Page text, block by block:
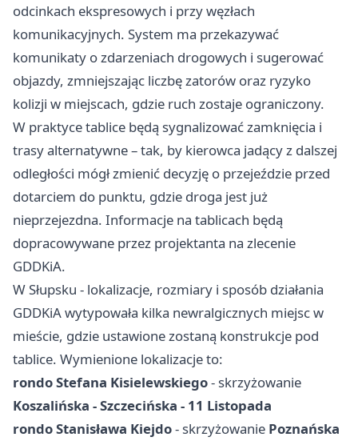
odcinkach ekspresowych i przy węzłach
komunikacyjnych. System ma przekazywać
komunikaty o zdarzeniach drogowych i sugerować
objazdy, zmniejszając liczbę zatorów oraz ryzyko
kolizji w miejscach, gdzie ruch zostaje ograniczony.
W praktyce tablice będą sygnalizować zamknięcia i
trasy alternatywne – tak, by kierowca jadący z dalszej
odległości mógł zmienić decyzję o przejeździe przed
dotarciem do punktu, gdzie droga jest już
nieprzejezdna. Informacje na tablicach będą
dopracowywane przez projektanta na zlecenie
GDDKiA.
W Słupsku - lokalizacje, rozmiary i sposób działania
GDDKiA wytypowała kilka newralgicznych miejsc w
mieście, gdzie ustawione zostaną konstrukcje pod
tablice. Wymienione lokalizacje to:
rondo Stefana Kisielewskiego- skrzyżowanie
Koszalińska - Szczecińska - 11 Listopada
rondo Stanisława Kiejdo- skrzyżowanie Poznańska